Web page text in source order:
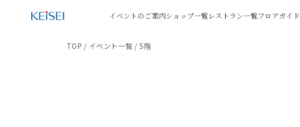
イベントのご案内ショップ一覧レストラン一覧フロアガイド
TOP / イベント一覧 /5階